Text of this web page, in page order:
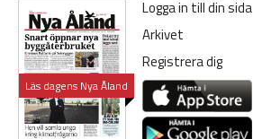
Läs dagens Nya Åland
Logga in till din sida
Arkivet
Registrera dig